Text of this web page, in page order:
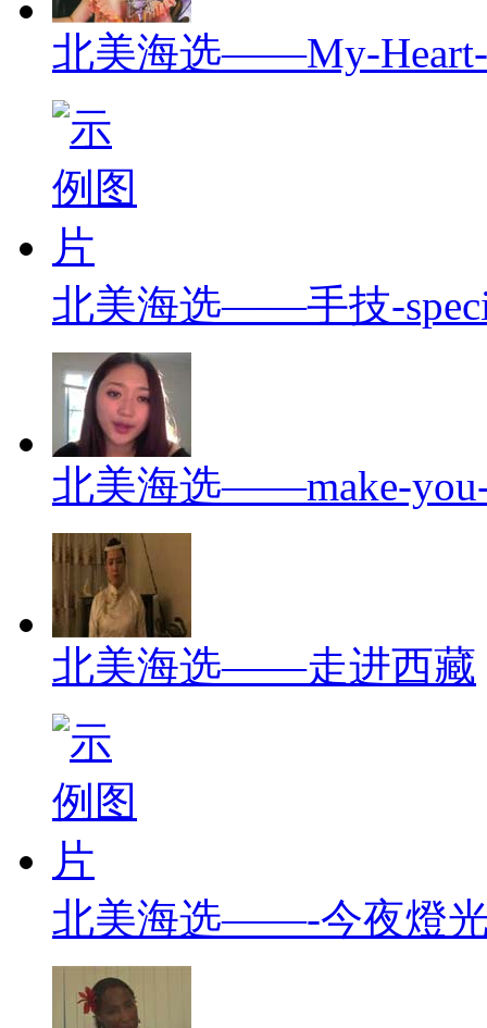
北美海选——My-
北美海选——手技-
北美海选——make-
北美海选——走进西藏
北美海选——-今夜燈